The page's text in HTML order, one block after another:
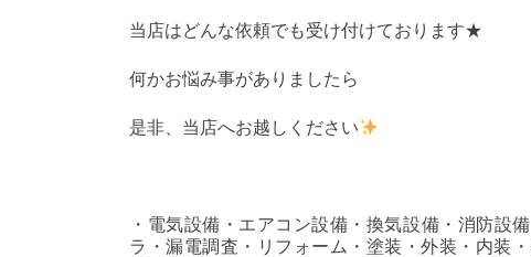
当店はどんな依頼でも受け付けております★
何かお悩み事がありましたら
是非、当店へお越しください
・電気設備・エアコン設備・換気設備・消防設
ラ・漏電調査・リフォーム・塗装・外装・内装